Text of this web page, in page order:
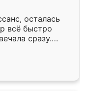
здесь.
осталась
всё быстро
сразу.
подошёл к
Собрали
даже